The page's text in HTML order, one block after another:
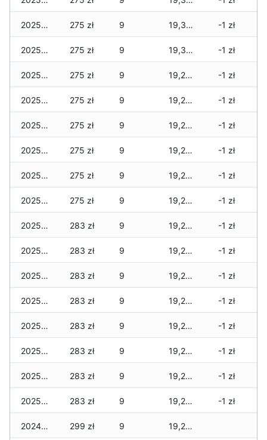
2025-01-16 275 zł 9 19,366 zł -1 zł
2025-01-15 275 zł 9 19,366 zł -1 zł
2025-01-14 275 zł 9 19,286 zł -1 zł
2025-01-13 275 zł 9 19,286 zł -1 zł
2025-01-12 275 zł 9 19,286 zł -1 zł
2025-01-11 275 zł 9 19,286 zł -1 zł
2025-01-10 275 zł 9 19,286 zł -1 zł
2025-01-09 275 zł 9 19,286 zł -1 zł
2025-01-08 283 zł 9 19,286 zł -1 zł
2025-01-07 283 zł 9 19,286 zł -1 zł
2025-01-06 283 zł 9 19,286 zł -1 zł
2025-01-05 283 zł 9 19,286 zł -1 zł
2025-01-04 283 zł 9 19,286 zł -1 zł
2025-01-03 283 zł 9 19,278 zł -1 zł
2025-01-02 283 zł 9 19,278 zł -1 zł
2025-01-01 283 zł 9 19,278 zł -1 zł
2024-12-31 299 zł 9 19,278 zł